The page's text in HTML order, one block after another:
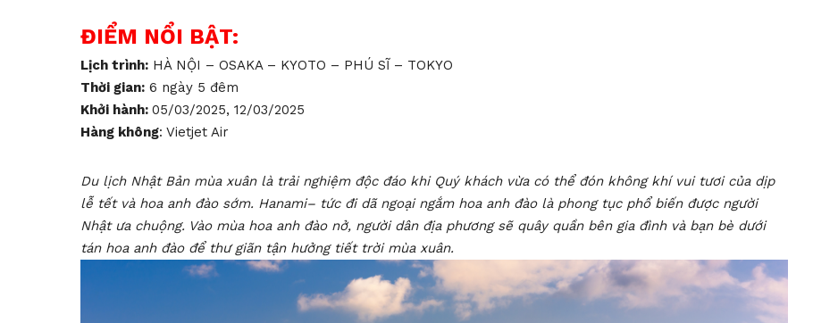
ĐIỂM NỔI BẬT:
Lịch trình: HÀ NỘI – OSAKA – KYOTO – PHÚ SĨ – TOKYO
Thời gian: 6 ngày 5 đêm
Khởi hành: 05/03/2025, 12/03/2025
Hàng không: Vietjet Air
Du lịch Nhật Bản mùa xuân là trải nghiệm độc đáo khi Quý khách vừa có thể đón không khí vui tươi của dịp
lễ tết và hoa anh đào sớm. Hanami– tức đi dã ngoại ngắm hoa anh đào là phong tục phổ biến được người
Nhật ưa chuộng. Vào mùa hoa anh đào nở, người dân địa phương sẽ quây quần bên gia đình và bạn bè dưới
tán hoa anh đào để thư giãn tận hưởng tiết trời mùa xuân.